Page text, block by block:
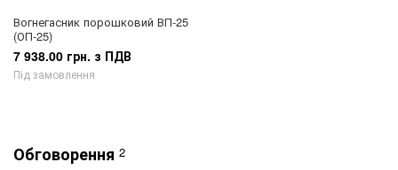
Вогнегасник порошковий ВП-25
(ОП-25)
7 938.00 грн. з ПДВ
Під замовлення
Обговорення 2